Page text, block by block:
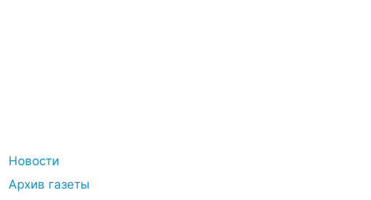
Новости
Архив газеты